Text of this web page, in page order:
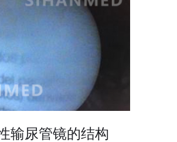
输尿管镜的结构